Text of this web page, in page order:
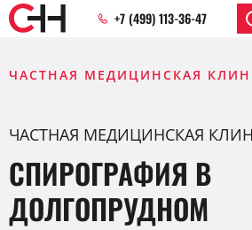
+7 (499) 113-36-47
ЧАСТНАЯ МЕДИЦИНСКАЯ
ЧАСТНАЯ МЕДИЦИНСКАЯ
СПИРОГРАФИЯ В
ДОЛГОПРУДНОМ